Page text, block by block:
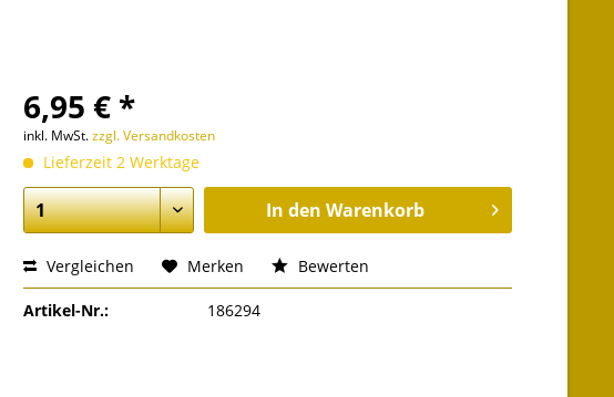
6,95 € *
inkl. MwSt.zzgl. Versandkosten
Lieferzeit 2 Werktage
In den Warenkorb
Vergleichen Merken Bewerten
Artikel-Nr.: 186294